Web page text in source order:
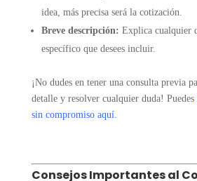
idea, más precisa será la cotización.
Breve descripción: Explica cualquier
específico que desees incluir.
¡No dudes en tener una consulta previa
detalle y resolver cualquier duda! Puedes
sin compromiso aquí.
Consejos Importantes al